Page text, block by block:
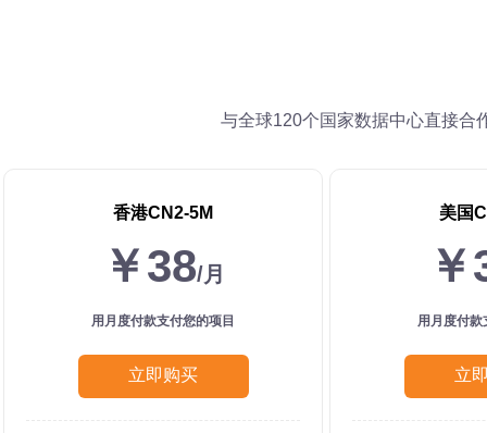
与全球120个国家数据中心直接合
香港CN2-5M
￥38/月
用月度付款支付您的项目
立即购买
美国
用月度付款
立